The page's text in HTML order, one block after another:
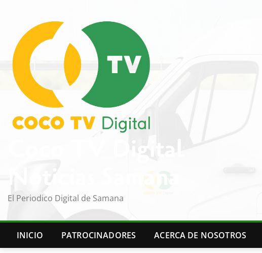
contenido
Noticias Samana
El Periodico Digital de Samana
INICIO PATROCINADORES ACERCA DE NOSOTROS